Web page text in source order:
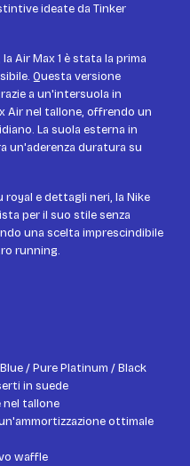
ideate da Tinker
Air Max 1 è stata la prima
Questa versione
a un'intersuola in
Air nel tallone, offrendo un
La suola esterna in
un'aderenza duratura su
royal e dettagli neri, la Nike
per il suo stile senza
una scelta imprescindibile
running.
/ Pure Platinum / Black
in suede
nel tallone
ottimale
waffle